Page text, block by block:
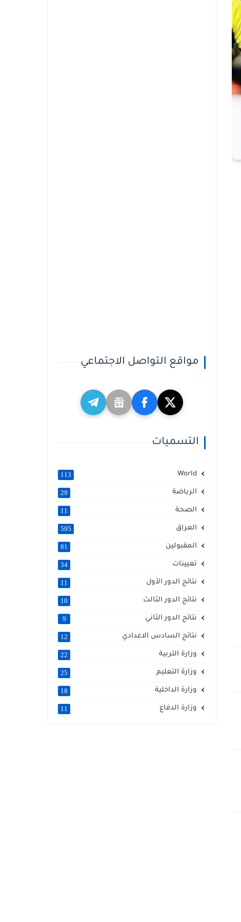
مواقع التواصل الاجتماعي
التسميات
World
113
الرياضة 29
الصحة 11
العراق 595
المقبولين 81
تعيينات 34
نتائج الدور الأول 11
نتائج الدور الثالث 10
نتائج الدور الثاني 9
نتائج السادس الاعدادي 12
وزارة التربية 22
وزارة التعليم 25
وزارة الداخلية 18
وزارة الدفاع 11